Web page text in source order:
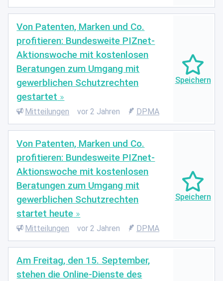
Von Patenten, Marken und Co.
profitieren: Bundesweite PIZnet-
Aktionswoche mit kostenlosen
Beratungen zum Umgang mit
gewerblichen Schutzrechten
gestartet
Mitteilungen vor 2 Jahren DPMA
Von Patenten, Marken und Co.
profitieren: Bundesweite PIZnet-
Aktionswoche mit kostenlosen
Beratungen zum Umgang mit
gewerblichen Schutzrechten
startet heute
Mitteilungen vor 2 Jahren DPMA
Am Freitag, den 15. September,
stehen die Online-Dienste des